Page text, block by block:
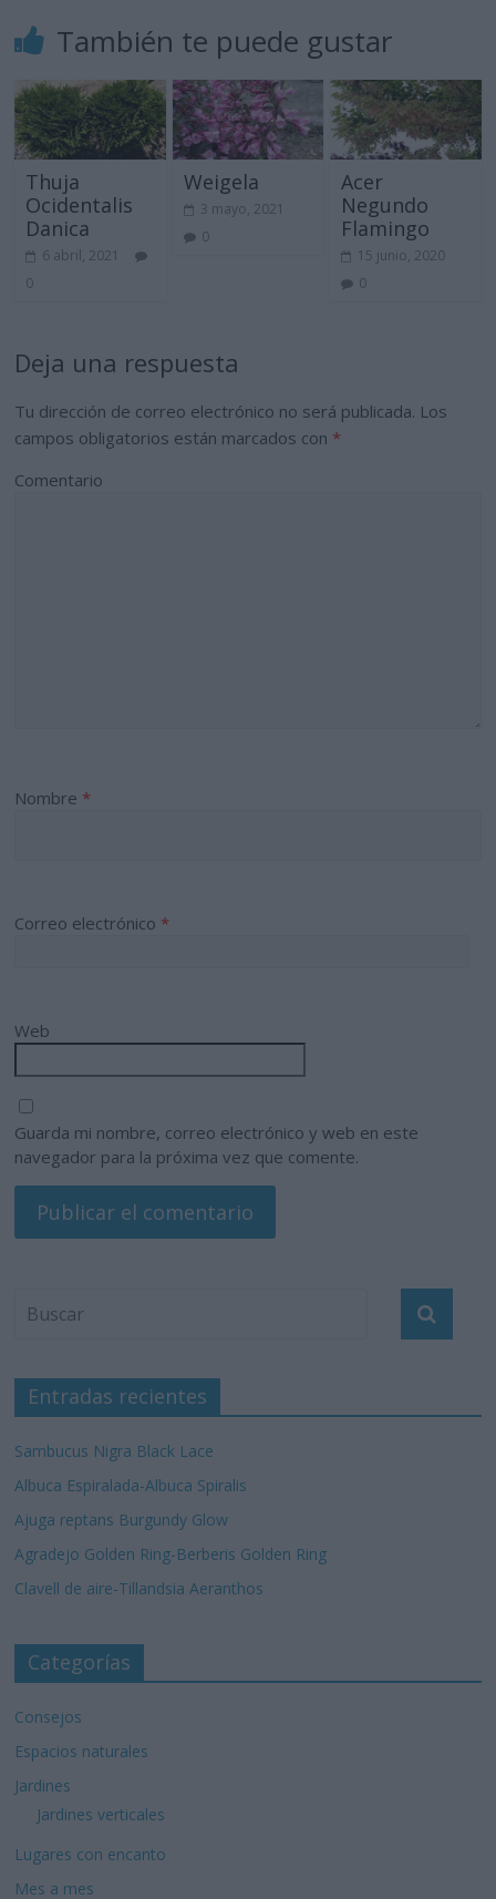
También te puede gustar
Thuja
Ocidentalis
Danica
6 abril, 2021
0
Weigela
3 mayo, 2021
0
Acer
Negundo
Flamingo
15 junio, 2020
0
Deja una respuesta
Tu dirección de correo electrónico no será publicada. Los
campos obligatorios están marcados con *
Comentario
Nombre *
Correo electrónico *
Web
Guarda mi nombre, correo electrónico y web en este
navegador para la próxima vez que comente.
Entradas recientes
Sambucus Nigra Black Lace
Albuca Espiralada-Albuca Spiralis
Ajuga reptans Burgundy Glow
Agradejo Golden Ring-Berberis Golden Ring
Clavell de aire-Tillandsia Aeranthos
Categorías
Consejos
Espacios naturales
Jardines
Jardines verticales
Lugares con encanto
Mes a mes